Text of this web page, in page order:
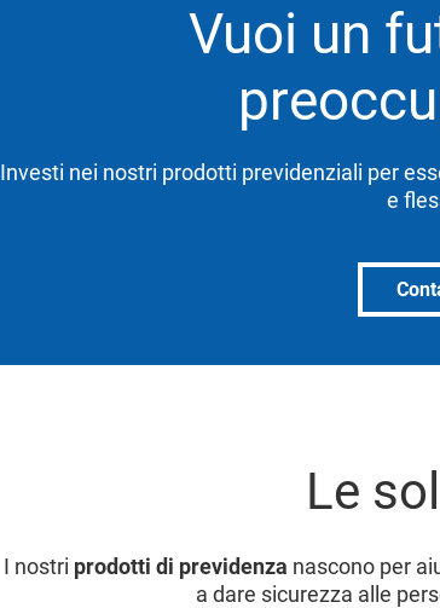
Vuoi un
Investi nei nostri prodotti previdenziali per
e
Le
I nostri prodotti di previdenza nascono per
a dare sicurezza alle